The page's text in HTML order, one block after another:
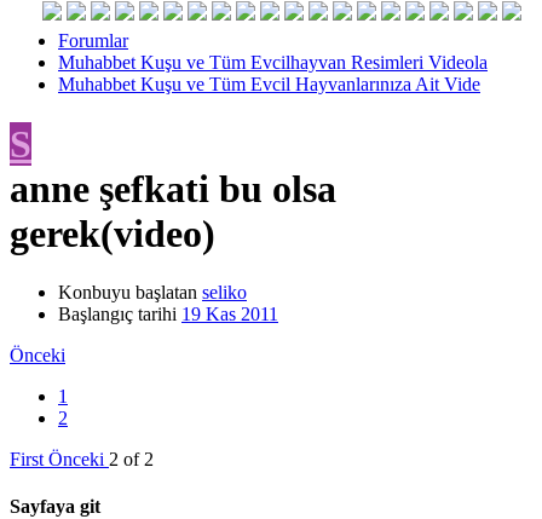
Forumlar
Muhabbet Kuşu ve Tüm Evcilhayvan Resimleri Videola
Muhabbet Kuşu ve Tüm Evcil Hayvanlarınıza Ait Vide
S
anne şefkati bu olsa
gerek(video)
Konbuyu başlatan seliko
Başlangıç tarihi 19 Kas 2011
Önceki
1
2
First Önceki 2 of 2
Sayfaya git